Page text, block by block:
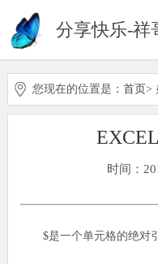
分享快乐-祥
您现在的位置是： 首页>
时间：
$是一个单元格的绝对